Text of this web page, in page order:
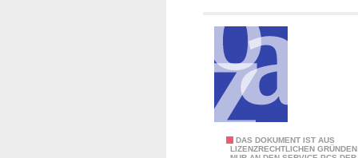
i
e
b
DAS DOKUMENT IST AUS
LIZENZRECHTLICHEN GRÜNDEN